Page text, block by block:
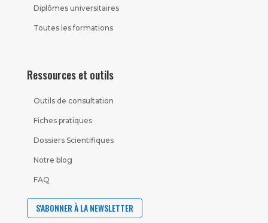
Diplômes universitaires
Toutes les formations
Ressources et outils
Outils de consultation
Fiches pratiques
Dossiers Scientifiques
Notre blog
FAQ
S'ABONNER À LA NEWSLETTER